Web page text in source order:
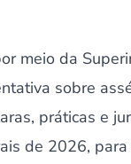
meio da
sobre
práticas e
de 2026,